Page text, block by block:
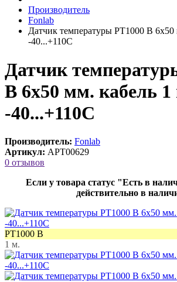
Производитель
Fonlab
Датчик температуры PT1000 B 6x50
-40...+110C
Датчик
B 6x50 мм. кабель 1
-40...+110C
Производитель: Fonlab
Артикул: APT00629
0 отзывов
Если у товара статус "Есть в
действительно в
PT1000 B
1 м.